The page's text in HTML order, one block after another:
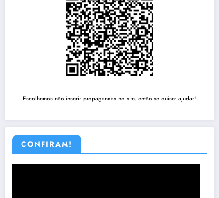
Escolhemos não inserir propagandas no site, então se quiser ajudar!
CONFIRAM!